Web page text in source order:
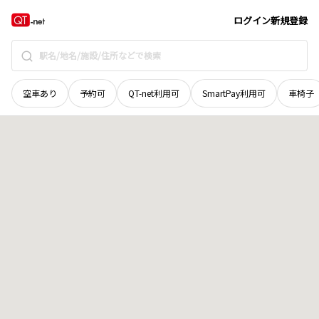
ログイン新規登録
空車あり 予約可 QT-net利用可 SmartPay利用可 車椅子
北海道 地域選択で探す